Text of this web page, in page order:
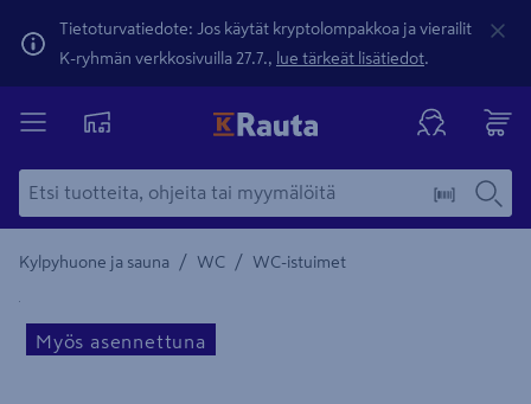
Tietoturvatiedote: Jos käytät kryptolompakkoa ja vierailit
K-ryhmän verkkosivuilla 27.7., lue tärkeät lisätiedot.
Kylpyhuone ja sauna / WC / WC-istuimet
Yksityiskohtainen kuvaus löytyy Tuotteen kuvaus -
Myös asennettuna